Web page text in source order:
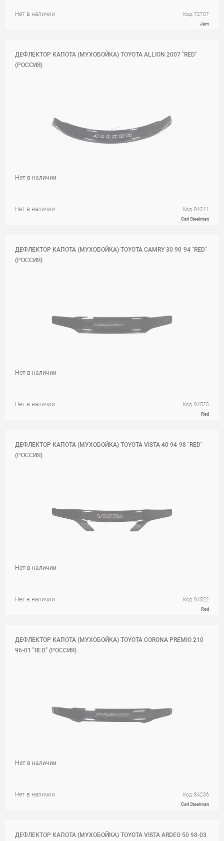
Нет в наличии Код: 72707
Jam
ДЕФЛЕКТОР КАПОТА (МУХОБОЙКА) TOYOTA ALLION 2007 "RED"
(РОССИЯ)
Нет в наличии Код: 84211
Carl Steelman
Нет в наличии
ДЕФЛЕКТОР КАПОТА (МУХОБОЙКА) TOYOTA CAMRY 30 90-94 "RED"
(РОССИЯ)
Нет в наличии Код: 94520
Red
Нет в наличии
ДЕФЛЕКТОР КАПОТА (МУХОБОЙКА) TOYOTA VISTA 40 94-98 "RED"
(РОССИЯ)
Нет в наличии Код: 94522
Red
Нет в наличии
ДЕФЛЕКТОР КАПОТА (МУХОБОЙКА) TOYOTA CORONA PREMIO 210
96-01 "RED" (РОССИЯ)
Нет в наличии Код: 84236
Carl Steelman
Нет в наличии
ДЕФЛЕКТОР КАПОТА (МУХОБОЙКА) TOYOTA VISTA ARDEO 50 98-03